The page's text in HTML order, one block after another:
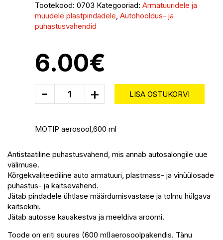
Tootekood: 0703 Kategooriad: Armatuuridele ja
muudele plastpindadele, Autohooldus- ja
puhastusvahendid
6.00€
- + LISA OSTUKORVI
MOTIP aerosool,600 ml
Antistaatiline puhastusvahend, mis annab autosalongile uue
välimuse.
Kõrgekvaliteediline auto armatuuri, plastmass- ja vinüülosade
puhastus- ja kaitsevahend.
Jätab pindadele ühtlase määrdumisvastase ja tolmu hülgava
kaitsekihi.
Jätab autosse kauakestva ja meeldiva aroomi.
Toode on eriti suures (600 ml)aerosoolpakendis. Tänu